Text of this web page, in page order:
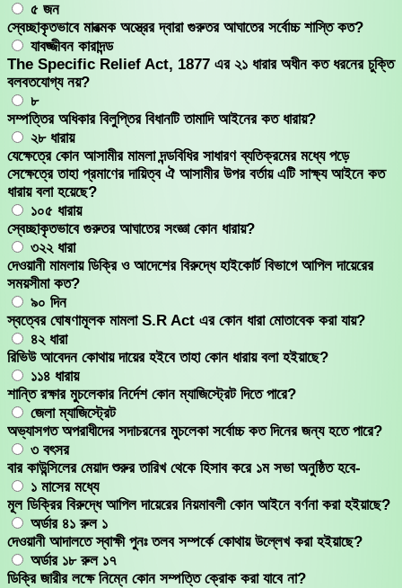
৫ জন
স্বেচ্ছাকৃতভাবে মারত্মক অস্ত্রের দ্বারা গুরুতর আঘাতের সর্বোচ্চ শাস্তি কত?
যাবজ্জীবন কারাদন্ড
The Specific Relief Act, 1877 এর ২১ ধারার অধীন কত ধরনের চুক্তি
বলবতযোগ্য নয়?
৮
সম্পত্তির অধিকার বিলুপ্তির বিধানটি তামাদি আইনের কত ধারায়?
২৮ ধারায়
যেক্ষেত্রে কোন আসামীর মামলা দন্ডবিধির সাধারণ ব্যতিক্রমের মধ্যে পড়ে
সেক্ষেত্রে তাহা প্রমাণের দায়িত্ব ঐ আসামীর উপর বর্তায় এটি সাক্ষ্য আইনে কত
ধারায় বলা হয়েছে?
১০৫ ধারায়
স্বেচ্ছাকৃতভাবে গুরুতর আঘাতের সংজ্ঞা কোন ধারায়?
৩২২ ধারা
দেওয়ানী মামলায় ডিক্রি ও আদেশের বিরুদ্ধে হাইকোর্ট বিভাগে আপিল দায়েরের
সময়সীমা কত?
৯০ দিন
স্বত্বের ঘোষণামূলক মামলা S.R Act এর কোন ধারা মোতাবেক করা যায়?
৪২ ধারা
রিভিউ আবেদন কোথায় দায়ের হইবে তাহা কোন ধারায় বলা হইয়াছে?
১১৪ ধারায়
শান্তি রক্ষার মুচলেকার নির্দেশ কোন ম্যাজিস্ট্রেট দিতে পারে?
জেলা ম্যাজিস্ট্রেট
অভ্যাসগত অপরাধীদের সদাচরনের মুচলেকা সর্বোচ্চ কত দিনের জন্য হতে পারে?
৩ বৎসর
বার কাউন্সিলের মেয়াদ শুরুর তারিখ থেকে হিসাব করে ১ম সভা অনুষ্ঠিত হবে-
১ মাসের মধ্যে
মূল ডিক্রির বিরুদ্ধে আপিল দায়েরের নিয়মাবলী কোন আইনে বর্ণনা করা হইয়াছে?
অর্ডার ৪১ রুল ১
দেওয়ানী আদালতে স্বাক্ষী পুনঃ তলব সম্পর্কে কোথায় উল্লেখ করা হইয়াছে?
অর্ডার ১৮ রুল ১৭
ডিক্রি জারীর লক্ষে নিম্নে কোন সম্পত্তি ক্রোক করা যাবে না?